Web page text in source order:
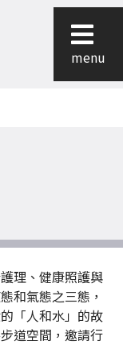
menu
理、健康照護與
和氣態之三態，
「人和水」的故
道空間，邀請行